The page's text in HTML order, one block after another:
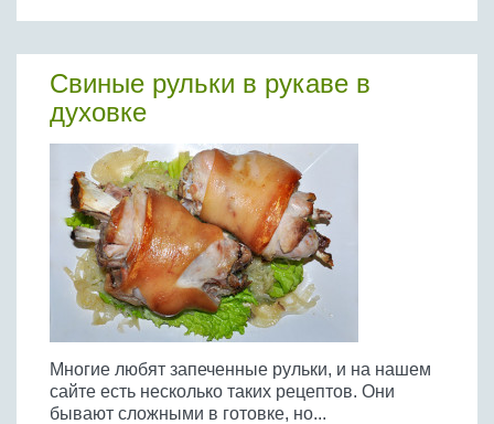
Крупы
Свиные рульки в рукаве в
духовке
Многие любят запеченные рульки, и на нашем
сайте есть несколько таких рецептов. Они
бывают сложными в готовке, но...